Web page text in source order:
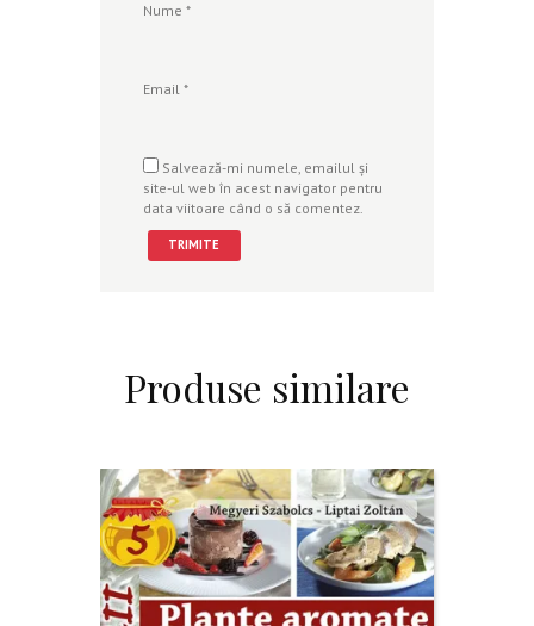
Nume *
Email *
Salvează-mi numele, emailul și
site-ul web în acest navigator pentru
data viitoare când o să comentez.
Produse similare